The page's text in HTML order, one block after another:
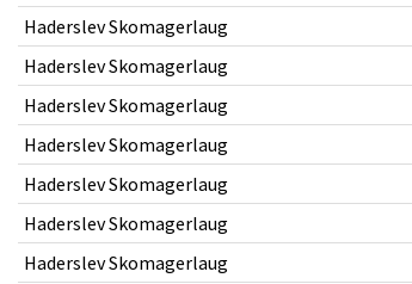
Haderslev Skomagerlaug
Haderslev Skomagerlaug
Haderslev Skomagerlaug
Haderslev Skomagerlaug
Haderslev Skomagerlaug
Haderslev Skomagerlaug
Haderslev Skomagerlaug